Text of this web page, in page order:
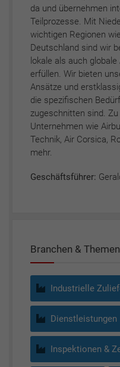
da und übernehmen
Teilprozesse. Mit
wichtigen Regionen
Deutschland sind wir
lokale als auch
erfüllen. Wir bieten
Ansätze und
die spezifischen
zugeschnitten sind.
Unternehmen wie
Technik, Air Corsica,
mehr.
Geschäftsführer:
Branchen &
Industrielle
Dienstleistungen
Inspektionen &